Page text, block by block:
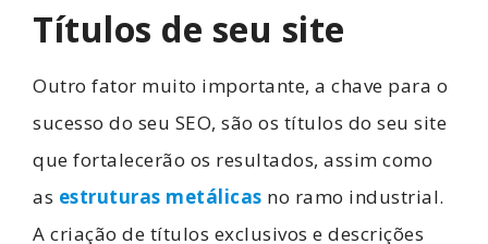
Títulos de seu site
Outro fator muito importante, a chave para o
sucesso do seu SEO, são os títulos do seu site
que fortalecerão os resultados, assim como
as estruturas metálicas no ramo industrial.
A criação de títulos exclusivos e descrições